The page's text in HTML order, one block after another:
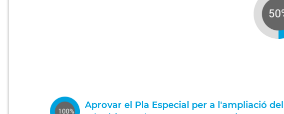
Aprovar el Pla Especial per a l'ampliació